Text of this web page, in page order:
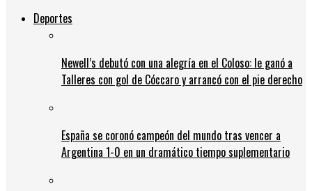
Deportes
Newell’s debutó con una alegría en el Coloso: le ganó a
Talleres con gol de Cóccaro y arrancó con el pie derecho
España se coronó campeón del mundo tras vencer a
Argentina 1-0 en un dramático tiempo suplementario